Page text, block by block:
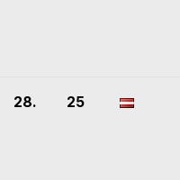
28. 25